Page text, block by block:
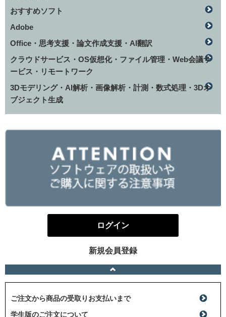
おすすめソフト
Adobe
Office・思考支援・論文作成支援・AI翻訳
クラウドサービス・OS仮想化・ファイル管理・Web会議サ
ービス・リモートワーク
3Dモデリング・AI解析・画像解析・計測・数式処理・3Dオ
ブジェクト生成
ログイン
新規会員登録
ご注文から商品の受取りお支払いまで
学生版のご注文について